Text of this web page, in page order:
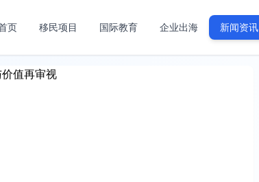
页 移民项目 国际教育 企业出海 新闻资讯